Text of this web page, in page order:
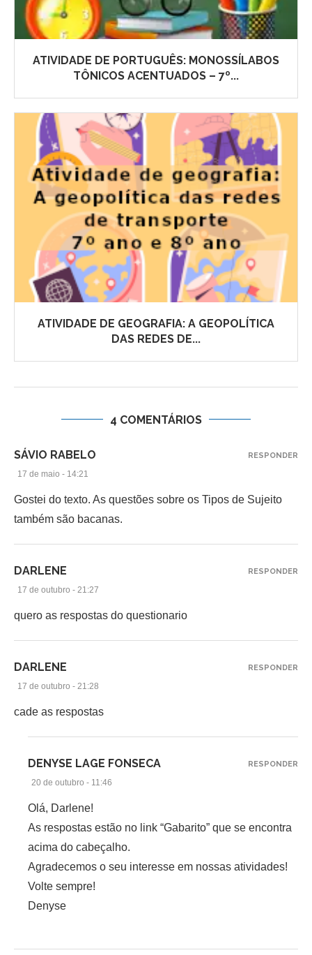
ATIVIDADE DE PORTUGUÊS: MONOSSÍLABOS
TÔNICOS ACENTUADOS – 7º...
ATIVIDADE DE GEOGRAFIA: A GEOPOLÍTICA
DAS REDES DE...
4 COMENTÁRIOS
SÁVIO RABELO
17 de maio - 14:21
Gostei do texto. As questões sobre os Tipos de Sujeito
também são bacanas.
RESPONDER
DARLENE
17 de outubro - 21:27
quero as respostas do questionario
RESPONDER
DARLENE
17 de outubro - 21:28
cade as respostas
RESPONDER
DENYSE LAGE FONSECA
20 de outubro - 11:46
Olá, Darlene!
As respostas estão no link “Gabarito” que se encontra
acima do cabeçalho.
Agradecemos o seu interesse em nossas atividades!
Volte sempre!
Denyse
RESPONDER